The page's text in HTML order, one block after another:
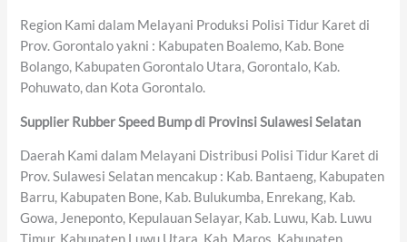
Region Kami dalam Melayani Produksi Polisi Tidur Karet di
Prov. Gorontalo yakni : Kabupaten Boalemo, Kab. Bone
Bolango, Kabupaten Gorontalo Utara, Gorontalo, Kab.
Pohuwato, dan Kota Gorontalo.
Supplier Rubber Speed Bump di Provinsi Sulawesi Selatan
Daerah Kami dalam Melayani Distribusi Polisi Tidur Karet di
Prov. Sulawesi Selatan mencakup : Kab. Bantaeng, Kabupaten
Barru, Kabupaten Bone, Kab. Bulukumba, Enrekang, Kab.
Gowa, Jeneponto, Kepulauan Selayar, Kab. Luwu, Kab. Luwu